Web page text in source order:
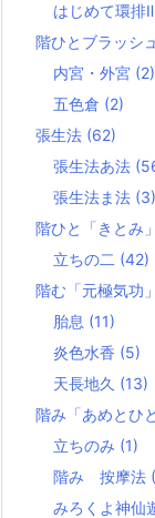
はじめて環排
階ひとブラッシ
内宮・外宮 (2)
五色倉 (2)
張生法 (62)
張生法あ法
張生法ま法 (3)
階ひと「きとみ
立ちの二 (42)
階む「元極気功
胎息 (11)
炎色水香 (5)
天長地久 (13)
階み「あめとひ
立ちのみ (1)
階み 按摩法
みろくよ神仙